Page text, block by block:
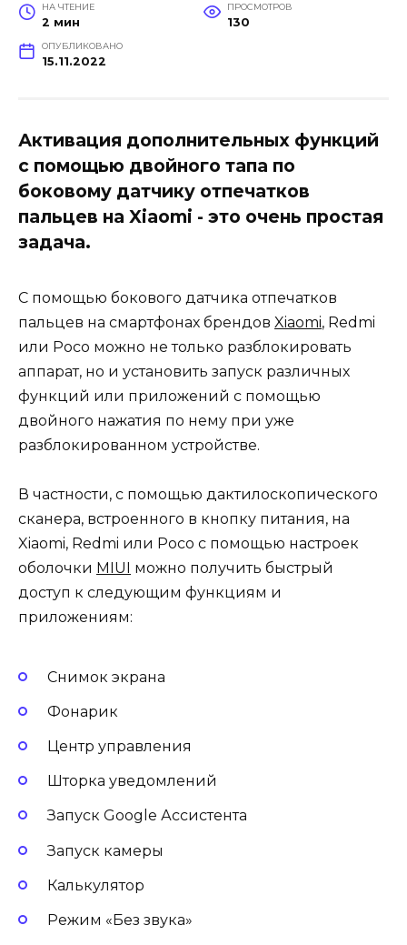
НА ЧТЕНИЕ
2 мин
ПРОСМОТРОВ
130
ОПУБЛИКОВАНО
15.11.2022
Активация дополнительных функций
с помощью двойного тапа по
боковому датчику отпечатков
пальцев на Xiaomi - это очень простая
задача.
С помощью бокового датчика отпечатков
пальцев на смартфонах брендов Xiaomi, Redmi
или Poco можно не только разблокировать
аппарат, но и установить запуск различных
функций или приложений с помощью
двойного нажатия по нему при уже
разблокированном устройстве.
В частности, с помощью дактилоскопического
сканера, встроенного в кнопку питания, на
Xiaomi, Redmi или Poco с помощью настроек
оболочки MIUI
можно получить быстрый
доступ к следующим функциям и
приложениям:
Снимок экрана
Фонарик
Центр управления
Шторка уведомлений
Запуск Google Ассистента
Запуск камеры
Калькулятор
Режим «Без звука»